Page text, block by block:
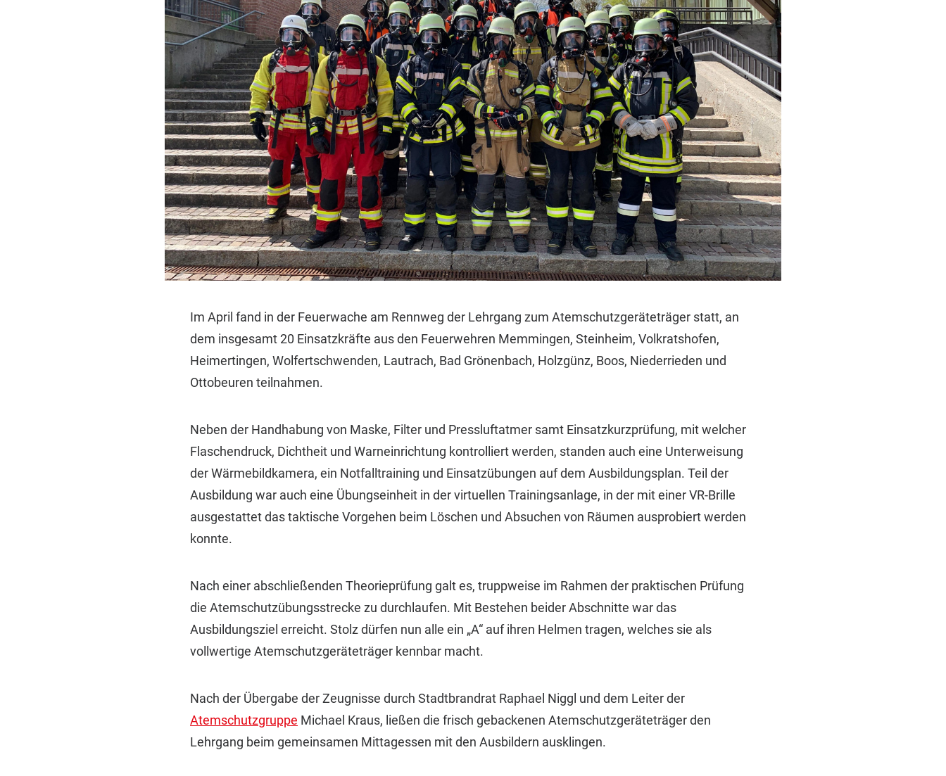
Im April fand in der Feuerwache am Rennweg der Lehrgang zum Atemschutzgeräteträger statt, an
dem insgesamt 20 Einsatzkräfte aus den Feuerwehren Memmingen, Steinheim, Volkratshofen,
Heimertingen, Wolfertschwenden, Lautrach, Bad Grönenbach, Holzgünz, Boos, Niederrieden und
Ottobeuren teilnahmen.
Neben der Handhabung von Maske, Filter und Pressluftatmer samt Einsatzkurzprüfung, mit welcher
Flaschendruck, Dichtheit und Warneinrichtung kontrolliert werden, standen auch eine Unterweisung
der Wärmebildkamera, ein Notfalltraining und Einsatzübungen auf dem Ausbildungsplan. Teil der
Ausbildung war auch eine Übungseinheit in der virtuellen Trainingsanlage, in der mit einer VR-Brille
ausgestattet das taktische Vorgehen beim Löschen und Absuchen von Räumen ausprobiert werden
konnte.
Nach einer abschließenden Theorieprüfung galt es, truppweise im Rahmen der praktischen Prüfung
die Atemschutzübungsstrecke zu durchlaufen. Mit Bestehen beider Abschnitte war das
Ausbildungsziel erreicht. Stolz dürfen nun alle ein „A“ auf ihren Helmen tragen, welches sie als
vollwertige Atemschutzgeräteträger kennbar macht.
Nach der Übergabe der Zeugnisse durch Stadtbrandrat Raphael Niggl und dem Leiter der
Atemschutzgruppe Michael Kraus, ließen die frisch gebackenen Atemschutzgeräteträger den
Lehrgang beim gemeinsamen Mittagessen mit den Ausbildern ausklingen.